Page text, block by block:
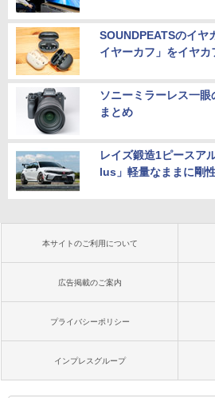
SOUNDPEATSのイヤ
イヤーカフ」をイヤカ
ソニーミラーレス一
まとめ
レイズ鍛造1ピースア
lus」軽量なままに剛
本サイトのご利用について
広告掲載のご案内
プライバシーポリシー
インプレスグループ